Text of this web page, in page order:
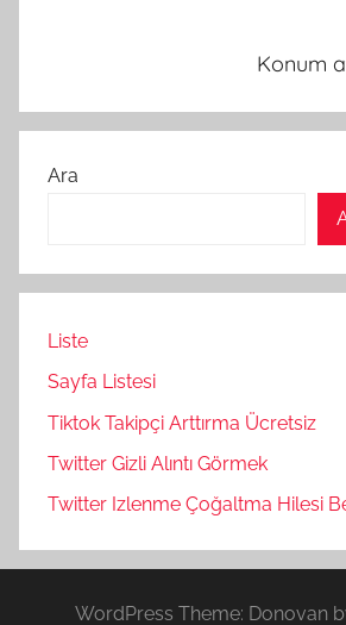
Konum
Ara
Liste
Sayfa Listesi
Tiktok Takipçi Arttırma Ücretsiz
Twitter Gizli Alıntı Görmek
Twitter Izlenme Çoğaltma Hilesi
WordPress Theme: Donovan